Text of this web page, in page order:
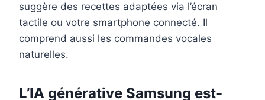
suggère des recettes adaptées via l’écran
tactile ou votre smartphone connecté. Il
comprend aussi les commandes vocales
naturelles.
L’IA générative Samsung est-